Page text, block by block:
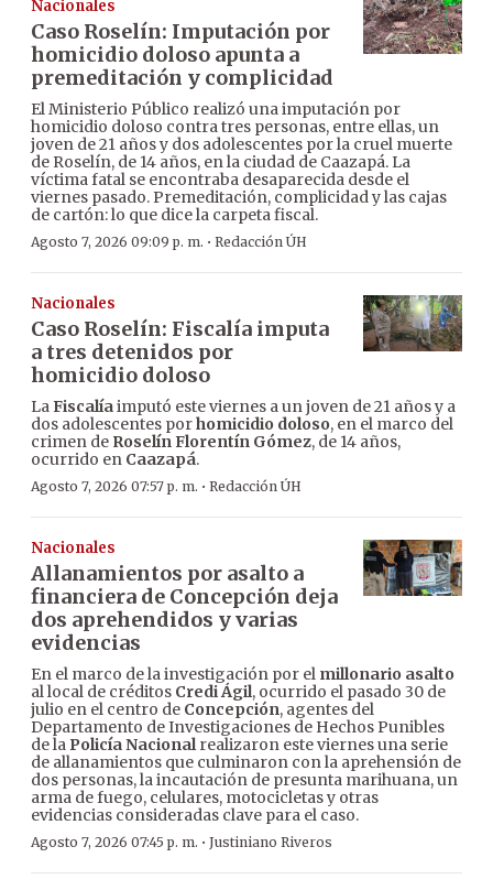
Nacionales
Caso Roselín: Imputación por
homicidio doloso apunta a
premeditación y complicidad
El Ministerio Público realizó una imputación por
homicidio doloso contra tres personas, entre ellas, un
joven de 21 años y dos adolescentes por la cruel muerte
de Roselín, de 14 años, en la ciudad de Caazapá. La
víctima fatal se encontraba desaparecida desde el
viernes pasado. Premeditación, complicidad y las cajas
de cartón: lo que dice la carpeta fiscal.
Agosto 7, 2026 09:09 p. m. · Redacción ÚH
Nacionales
Caso Roselín: Fiscalía imputa
a tres detenidos por
homicidio doloso
LaFiscalíaimputó este viernes a un joven de 21 años y a
dos adolescentes porhomicidio doloso, en el marco del
crimen de Roselín Florentín Gómez, de 14 años,
ocurrido en Caazapá.
Agosto 7, 2026 07:57 p. m. · Redacción ÚH
Nacionales
Allanamientos por asalto a
financiera de Concepción deja
dos aprehendidos y varias
evidencias
En el marco de la investigación por el millonario asalto
al local de créditos Credi Ágil, ocurrido el pasado 30 de
julio en el centro de Concepción, agentes del
Departamento de Investigaciones de Hechos Punibles
de la Policía Nacionalrealizaron este viernes una serie
de allanamientos que culminaron con la aprehensión de
dos personas, la incautación de presunta marihuana, un
arma de fuego, celulares, motocicletas y otras
evidencias consideradas clave para el caso.
Agosto 7, 2026 07:45 p. m. · Justiniano Riveros